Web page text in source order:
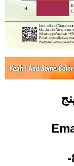
الهاتف المحمول/واتساب: +86-